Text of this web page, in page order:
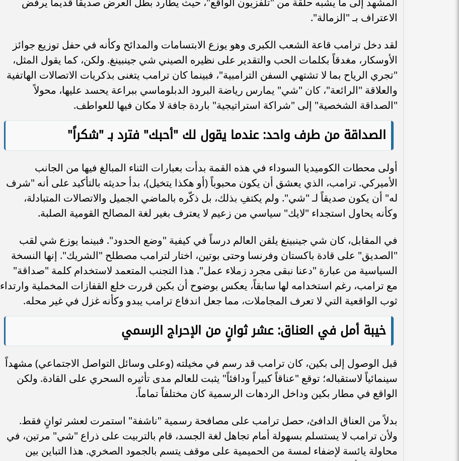
الاعتراف بـ "الزمالة".
لقد دخل ترامب قاعة الشعب الكبرى وهو يوزع الابتسامات والمدائح وكأنه في حفل توزيع جوائز
الأوسكار، مغدقاً بكلمات الحب والتقدير على نظيره الصيني شي جينبينغ. ولكن، كما يقول المثل،
"تجري الرياح بما لا تشتهي السفن الترامبية"، فبينما كان ترامب يتغنى بذكريات الاتصالات الهاتفية
والعلاقة "الرائعة"، كان "شي" يمارس رياضة البرود الدبلوماسي ببراعة يحسد عليها، محولاً
"الصداقة الشخصية" إلى "شراكة استراتيجية" باردة جافة لا مكان فيها للعواطف.
الصداقة من طرف واحد: عندما يقول لك "أحبك" فترد بـ "شكراً"
أولى محطات الكوميديا السوداء في هذه القمة بدأت بعبارات الثناء المبالغ فيها من الجانب
الأميركي. ترامب، الذي يعشق أن يكون محبوباً (أو هكذا يتخيل)، بدأ حديثه بالتأكيد على أنه "شرف
له" أن يكون صديقاً لـ "شي". ولم يكتفِ بذلك، بل ذكّره بالماضي الجميل والاتصالات المتبادلة،
وكأنه يحاول استجداء "لايك" سياسي من زعيم لا يعترف بغير لغة المصالح القومية الصلبة.
في المقابل، كان شي جينبينغ يلقن العالم درساً في كيفية "وضع الحدود". فبينما يوزع شي لقب
"الصديق" على قادة باكستان وفرنسا وحتى بوتين، اختار لترامب مصطلح "الشريك". إنها النسخة
السياسية من عبارة "دعنا نبقى مجرد زملاء عمل". هذا التجنب المتعمد لاستخدام كلمة "صداقة"
مع ترامب، رغم استخدامه لها سابقاً، يعكس بوضوح أن بكين قررت خلع القفازات المخملية وارتداء
ثوب الواقعية التي لا تعرف المجاملات، مما جعل اندفاع ترامب يبدو وكأنه غزل في غير محله.
خيبة أمل في العناق: عشر ثوانٍ من الإحراج الرسمي
قبل الوصول إلى بكين، كان ترامب قد رسم في مخيلته (وعلى وسائل التواصل الاجتماعي) مشهداً
سينمائياً لاستقباله؛ توقع "عناقاً كبيراً ودافئاً" يثبت للعالم مدى تأثيره السحري على القادة. ولكن
الواقع في مطار بكين وداخل الردهات الرسمية كان مختلفاً تماماً.
بدلاً من العناق الدافئ، حصل ترامب على مصافحة رسمية "ناشفة" استمرت لعشر ثوانٍ فقط.
ولأن ترامب لا يستسلم بسهولة أمام تجاهل لغة الجسد، قام بالتربيت على ذراع "شي" مرتين، في
محاولة يائسة لإضفاء لمسة من الحميمية على موقف يتسم بالجمود الصخري. هذا التباين بين